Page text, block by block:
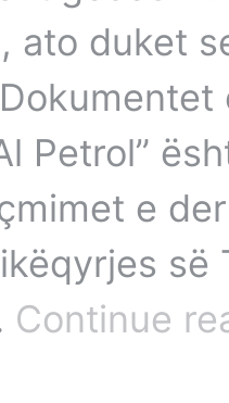
ato duket
Petrol”
e
Continue